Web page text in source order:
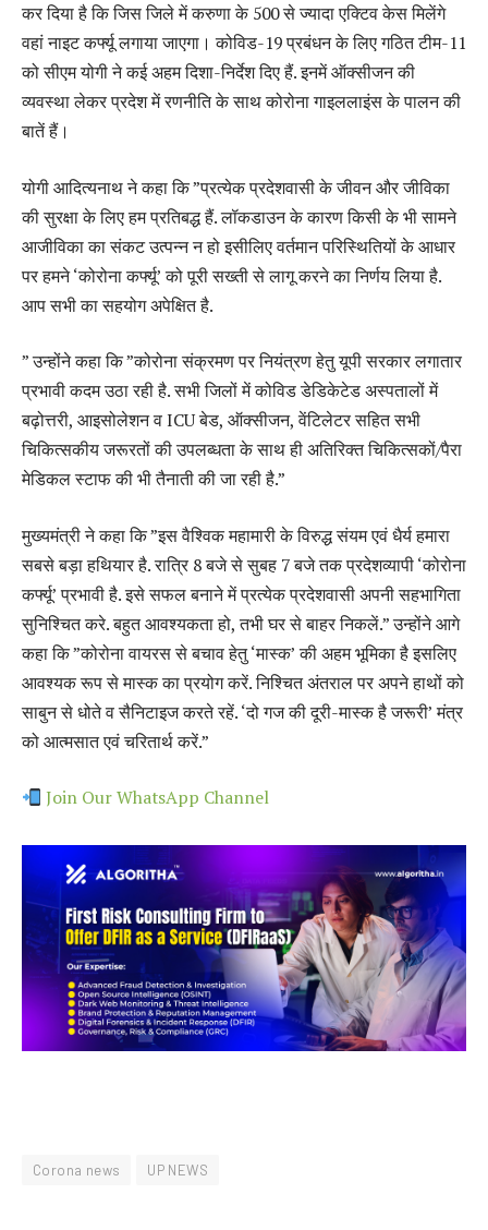
कर दिया है कि जिस जिले में करुणा के 500 से ज्यादा एक्टिव केस मिलेंगे
वहां नाइट कर्फ्यू लगाया जाएगा। कोविड-19 प्रबंधन के लिए गठित टीम-11
को सीएम योगी ने कई अहम दिशा-निर्देश दिए हैं. इनमें ऑक्सीजन की
व्यवस्था लेकर प्रदेश में रणनीति के साथ कोरोना गाइललाइंस के पालन की
बातें हैं।
योगी आदित्यनाथ ने कहा कि ”प्रत्येक प्रदेशवासी के जीवन और जीविका
की सुरक्षा के लिए हम प्रतिबद्ध हैं. लॉकडाउन के कारण किसी के भी सामने
आजीविका का संकट उत्पन्न न हो इसीलिए वर्तमान परिस्थितियों के आधार
पर हमने ‘कोरोना कर्फ्यू’ को पूरी सख्ती से लागू करने का निर्णय लिया है.
आप सभी का सहयोग अपेक्षित है.
” उन्होंने कहा कि ”कोरोना संक्रमण पर नियंत्रण हेतु यूपी सरकार लगातार
प्रभावी कदम उठा रही है. सभी जिलों में कोविड डेडिकेटेड अस्पतालों में
बढ़ोत्तरी, आइसोलेशन व ICU बेड, ऑक्सीजन, वेंटिलेटर सहित सभी
चिकित्सकीय जरूरतों की उपलब्धता के साथ ही अतिरिक्त चिकित्सकों/पैरा
मेडिकल स्टाफ की भी तैनाती की जा रही है.”
मुख्यमंत्री ने कहा कि ”इस वैश्विक महामारी के विरुद्ध संयम एवं धैर्य हमारा
सबसे बड़ा हथियार है. रात्रि 8 बजे से सुबह 7 बजे तक प्रदेशव्यापी ‘कोरोना
कर्फ्यू’ प्रभावी है. इसे सफल बनाने में प्रत्येक प्रदेशवासी अपनी सहभागिता
सुनिश्चित करे. बहुत आवश्यकता हो, तभी घर से बाहर निकलें.” उन्होंने आगे
कहा कि ”कोरोना वायरस से बचाव हेतु ‘मास्क’ की अहम भूमिका है इसलिए
आवश्यक रूप से मास्क का प्रयोग करें. निश्चित अंतराल पर अपने हाथों को
साबुन से धोते व सैनिटाइज करते रहें. ‘दो गज की दूरी-मास्क है जरूरी’ मंत्र
को आत्मसात एवं चरितार्थ करें.”
Join Our WhatsApp Channel
Corona news UP NEWS